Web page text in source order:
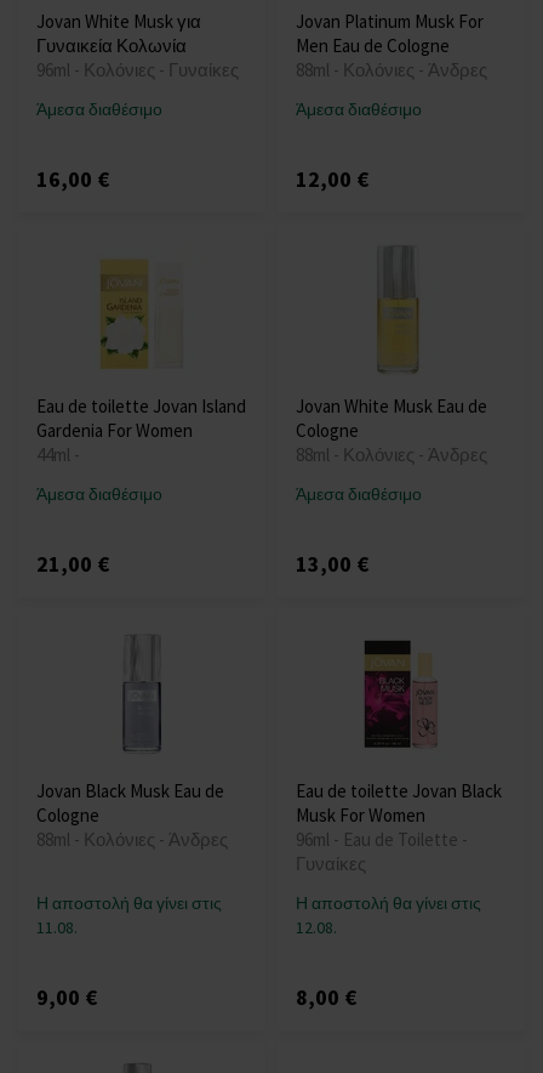
Jovan White Musk για
Γυναικεία Κολωνία
96ml - Κολόνιες - Γυναίκες
Άμεσα διαθέσιμο
16,00 €
Jovan Platinum Musk For
Men Eau de Cologne
88ml - Κολόνιες - Άνδρες
Άμεσα διαθέσιμο
12,00 €
Eau de toilette Jovan Island
Gardenia For Women
44ml -
Άμεσα διαθέσιμο
21,00 €
Jovan White Musk Eau de
Cologne
88ml - Κολόνιες - Άνδρες
Άμεσα διαθέσιμο
13,00 €
Jovan Black Musk Eau de
Cologne
88ml - Κολόνιες - Άνδρες
Η αποστολή θα γίνει στις
11.08.
9,00 €
Eau de toilette Jovan Black
Musk For Women
96ml - Eau de Toilette -
Γυναίκες
Η αποστολή θα γίνει στις
12.08.
8,00 €